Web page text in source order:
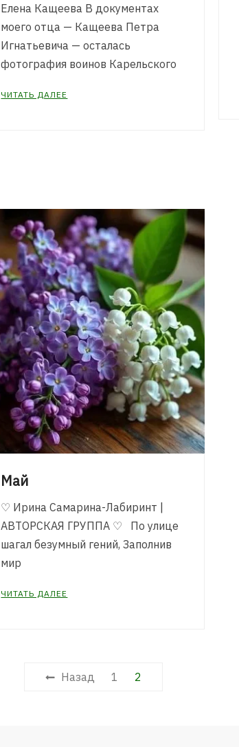
Елена Кащеева В документах
моего отца — Кащеева Петра
Игнатьевича — осталась
фотография воинов Карельского
ЧИТАТЬ ДАЛЕЕ
Май
♡ Ирина Самарина-Лабиринт |
АВТОРСКАЯ ГРУППА ♡ По улице
шагал безумный гений, Заполнив
мир
ЧИТАТЬ ДАЛЕЕ
Назад 1 2